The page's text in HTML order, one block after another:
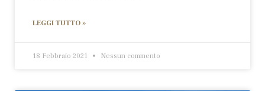
LEGGI TUTTO »
18 Febbraio 2021 Nessun commento